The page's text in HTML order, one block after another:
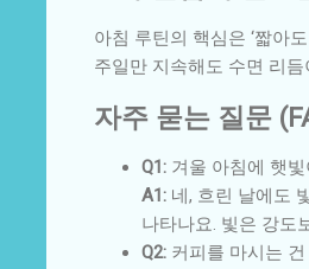
아침 루틴의 핵심은 ‘짧아
주일만 지속해도 수면 리
자주 묻는 질문
Q1: 겨울 아침에 햇
A1: 네, 흐린 날에도
나타나요. 빛은 강도
Q2: 커피를 마시는